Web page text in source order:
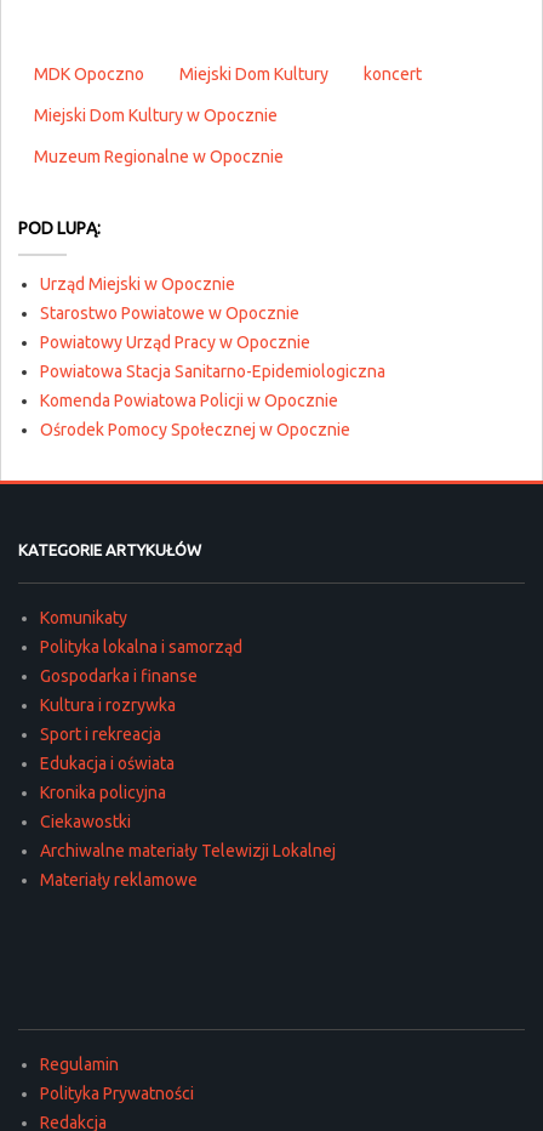
MDK Opoczno Miejski Dom Kultury koncert
Miejski Dom Kultury w Opocznie
Muzeum Regionalne w Opocznie
POD LUPĄ:
Urząd Miejski w Opocznie
Starostwo Powiatowe w Opocznie
Powiatowy Urząd Pracy w Opocznie
Powiatowa Stacja Sanitarno-Epidemiologiczna
Komenda Powiatowa Policji w Opocznie
Ośrodek Pomocy Społecznej w Opocznie
KATEGORIE ARTYKUŁÓW
Komunikaty
Polityka lokalna i samorząd
Gospodarka i finanse
Kultura i rozrywka
Sport i rekreacja
Edukacja i oświata
Kronika policyjna
Ciekawostki
Archiwalne materiały Telewizji Lokalnej
Materiały reklamowe
Regulamin
Polityka Prywatności
Redakcja